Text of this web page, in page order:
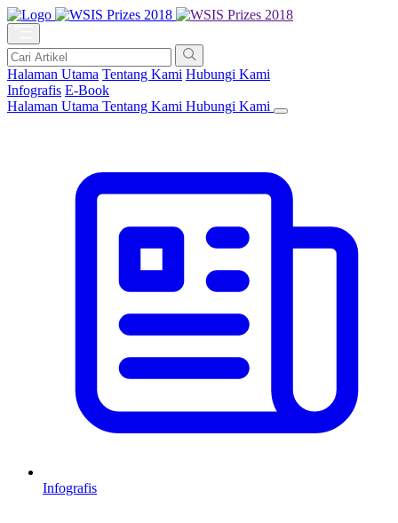
Halaman Utama Tentang Kami Hubungi Kami
Infografis E-Book
Halaman Utama Tentang Kami Hubungi Kami
Infografis